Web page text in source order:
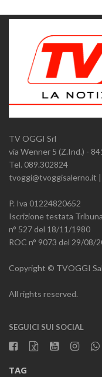
TV OGGI Srl
via Wenner 5 (Z.Ind.) -
Tel. 089.302824
tvoggi@tvoggisalerno.it
P. Iva 01224820652
Iscrizione testata
n° 527 del 18/11/1980
ROC n° 9073 del 29/08/
Copyright © TVOGGI
All rights reserved.
SEGUICI SUI SOCIAL
TAG